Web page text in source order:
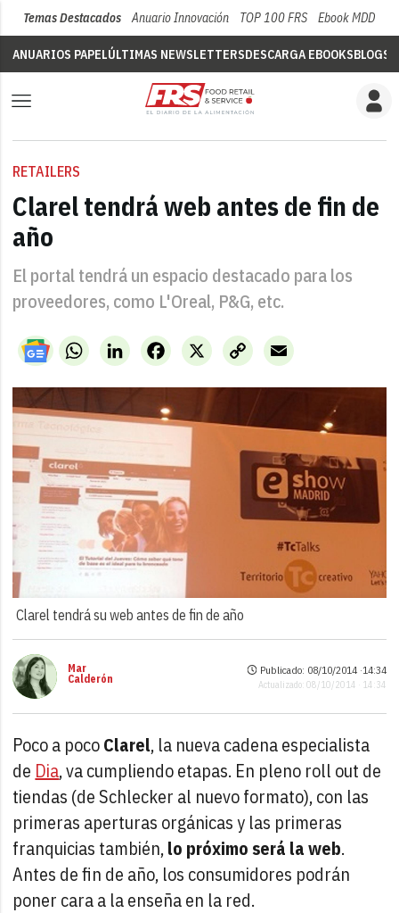
Temas Destacados Anuario Innovación TOP 100 FRS Ebook MDD
ANUARIOS PAPELÚLTIMAS NEWSLETTERSDESCARGA EBOOKSBLOGS
RETAILERS
Clarel tendrá web antes de fin de
año
El portal tendrá un espacio destacado para los
proveedores, como L'Oreal, P&G, etc.
WhatsAppLinkedIn X
Facebook
Copy
Link
Email
Clarel tendrá su web antes de fin de año
Mar
Calderón
Publicado: 08/10/2014 ·14:34
Actualizado: 08/10/2014 · 14:34
Poco a pocoClarel, la nueva cadena especialista
de Dia, va cumpliendo etapas. En pleno roll out de
tiendas (de Schlecker al nuevo formato), con las
primeras aperturas orgánicas y las primeras
franquicias también,lo próximo será la web.
Antes de fin de año, los consumidores podrán
poner cara a la enseña en la red.